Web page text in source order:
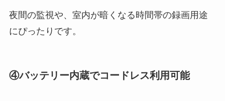
夜間の監視や、室内が暗くなる時間帯の録画用途
にぴったりです。
④バッテリー内蔵でコードレス利用可能